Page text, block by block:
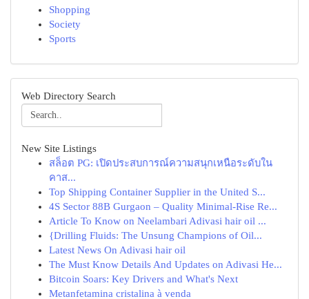
Shopping
Society
Sports
Web Directory Search
New Site Listings
สล็อต PG: เปิดประสบการณ์ความสนุกเหนือระดับใน
คาส...
Top Shipping Container Supplier in the United S...
4S Sector 88B Gurgaon – Quality Minimal-Rise Re...
Article To Know on Neelambari Adivasi hair oil ...
{Drilling Fluids: The Unsung Champions of Oil...
Latest News On Adivasi hair oil
The Must Know Details And Updates on Adivasi He...
Bitcoin Soars: Key Drivers and What's Next
Metanfetamina cristalina à venda